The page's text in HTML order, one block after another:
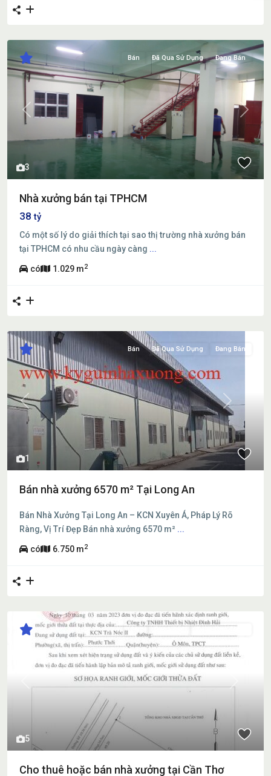
3
Previous Next
Bán Đã Qua Sử Dụng Đang Bán
Nhà xưởng bán tại TPHCM
38tỷ
Có một số lý do giải thích tại sao thị trường nhà xưởng bán
tại TPHCM có nhu cầu ngày càng ...
có 1.029 m2
1
Previous Next
Bán Đã Qua Sử Dụng Đang Bán
Bán nhà xưởng 6570 m² Tại Long An
Bán Nhà Xưởng Tại Long An – KCN Xuyên Á, Pháp Lý Rõ
Ràng, Vị Trí Đẹp Bán nhà xưởng 6570 m² ...
có 6.750 m2
5
Previous Next
Bán Đang Bán
Cho thuê hoặc bán nhà xưởng tại Cần Thơ